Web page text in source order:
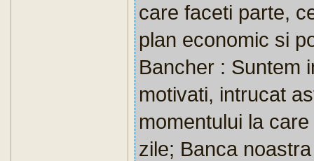
care faceti parte,
plan economic si
Bancher : Suntem
motivati, intrucat
momentului la
zile; Banca